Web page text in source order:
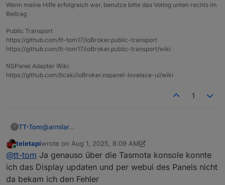
Wenn meine Hilfe erfolgreich war, benutze bitte das Voting unten rechts im
Beitrag
Public Transport
https://github.com/tt-tom17/ioBroker.public-transport
https://github.com/tt-tom17/ioBroker.public-transport/wiki
NSPanel Adapter Wiki
https://github.com/ticaki/ioBroker.nspanel-lovelace-ui/wiki
1
T TT-Tom@armilar
Konsole funktioniert. Nur mit Script nicht.
Online
teletapiwrote on Aug 1, 2025, 8:09 AM
last edited by teletapiAug 1, 2025, 11:31 AM
@tt-tom Ja genauso über die Tasmota konsole konnte
ich das Display updaten und per webui des Panels nicht
da bekam ich den Fehler